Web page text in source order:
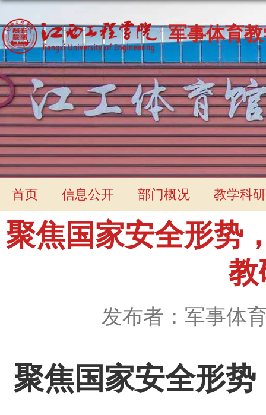
军事体育
首页 信息公开 部门概况 教学科研
聚焦国家安全形势
教
发布者：军事体
聚焦国家安全形